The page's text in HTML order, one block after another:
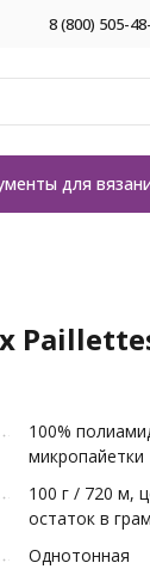
8 (800) 505-
для
100%
микропайетки
100 г / 720 м,
остаток в
Однотонная